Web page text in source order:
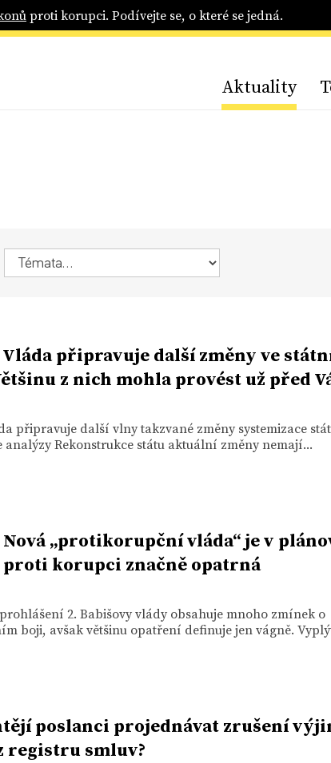
proti korupci. Podívejte se, o které se jedná.
Aktuality
připravuje další změny ve
z nich mohla provést už před
připravuje další vlny takzvané změny systemizace
analýzy Rekonstrukce státu aktuální změny nemají...
„protikorupční vláda“ je v
korupci značně opatrná
2. Babišovy vlády obsahuje mnoho zmínek o
boji, avšak většinu opatření definuje jen vágně.
poslanci projednávat zrušení
registru smluv?